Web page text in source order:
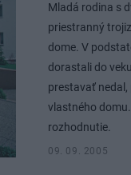
Mladá rodina s
priestranný
dome. V
dorastali do
prestavať
vlastného
rozhodnutie.
09. 09. 2005